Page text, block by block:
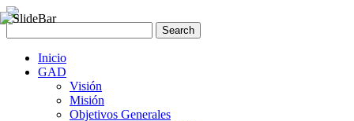
Inicio
GAD
Visión
Misión
Objetivos Generales